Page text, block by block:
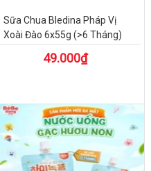
Sữa Chua Bledina Pháp Vị
Xoài Đào 6x55g (>6 Tháng)
49.000₫